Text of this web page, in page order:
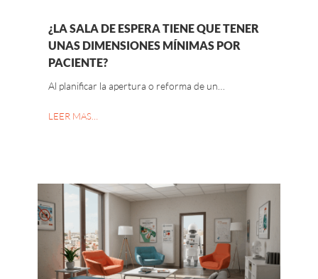
¿LA SALA DE ESPERA TIENE QUE TENER
UNAS DIMENSIONES MÍNIMAS POR
PACIENTE?
Al planificar la apertura o reforma de un…
LEER MAS…